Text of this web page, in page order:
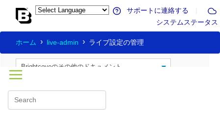
サポートに連絡する
システムステータス
ホーム live-admin ライブ設定の管理